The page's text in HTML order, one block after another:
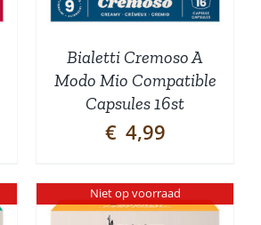
Bialetti Cremoso A
Modo Mio Compatible
Capsules 16st
€ 4,99
Niet op voorraad